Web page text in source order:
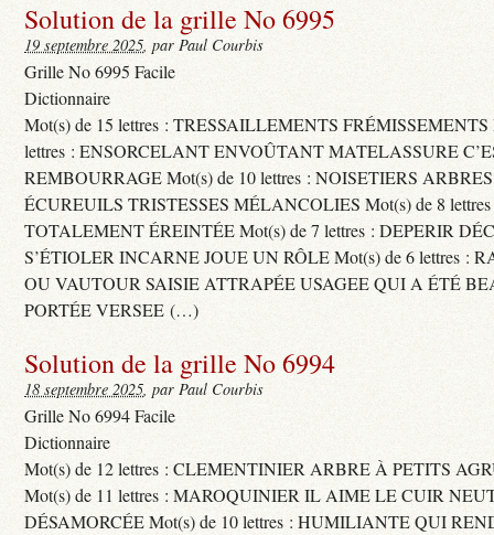
Solution de la grille No 6995
19 septembre 2025, par Paul Courbis
Grille No 6995 Facile
Dictionnaire
Mot(s) de 15 lettres : TRESSAILLEMENTS FRÉMISSEMENTS
lettres : ENSORCELANT ENVOÛTANT MATELASSURE
REMBOURRAGE Mot(s) de 10 lettres : NOISETIERS
ÉCUREUILS TRISTESSES MÉLANCOLIES Mot(s) de 8
TOTALEMENT ÉREINTÉE Mot(s) de 7 lettres : DEPERIR
S’ÉTIOLER INCARNE JOUE UN RÔLE Mot(s) de 6 lettres :
OU VAUTOUR SAISIE ATTRAPÉE USAGEE QUI A ÉTÉ
PORTÉE VERSEE (…)
Solution de la grille No 6994
18 septembre 2025, par Paul Courbis
Grille No 6994 Facile
Dictionnaire
Mot(s) de 12 lettres : CLEMENTINIER ARBRE À PETITS
Mot(s) de 11 lettres : MAROQUINIER IL AIME LE CUIR
DÉSAMORCÉE Mot(s) de 10 lettres : HUMILIANTE QUI